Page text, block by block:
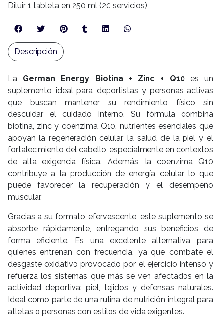
Diluir 1 tableta en 250 ml (20 servicios)
La German Energy Biotina + Zinc + Q10es un
suplemento ideal para deportistas y personas activas
que buscan mantener su rendimiento físico sin
descuidar el cuidado interno. Su fórmula combina
biotina, zinc y coenzima Q10, nutrientes esenciales que
apoyan la regeneración celular, la salud de la piel y el
fortalecimiento del cabello, especialmente en contextos
de alta exigencia física. Además, la coenzima Q10
contribuye a la producción de energía celular, lo que
puede favorecer la recuperación y el desempeño
muscular.
Gracias a su formato efervescente, este suplemento se
absorbe rápidamente, entregando sus beneficios de
forma eficiente. Es una excelente alternativa para
quienes entrenan con frecuencia, ya que combate el
desgaste oxidativo provocado por el ejercicio intenso y
refuerza los sistemas que más se ven afectados en la
actividad deportiva: piel, tejidos y defensas naturales.
Ideal como parte de una rutina de nutrición integral para
atletas o personas con estilos de vida exigentes.
Descripción